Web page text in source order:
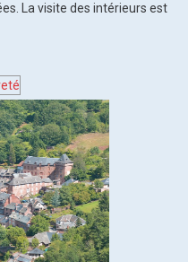
La visite des intérieurs est